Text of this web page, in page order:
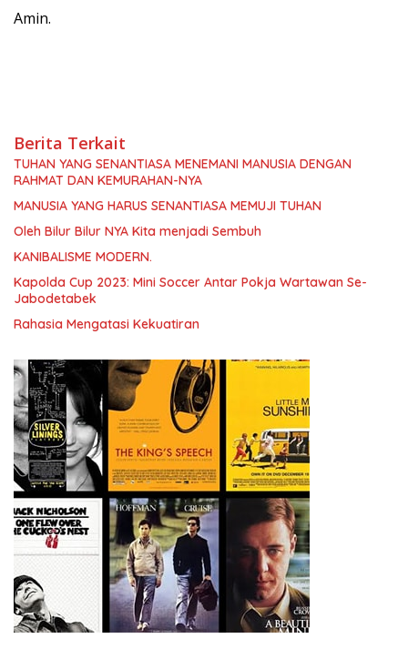
Amin.
Berita Terkait
TUHAN YANG SENANTIASA MENEMANI MANUSIA DENGAN
RAHMAT DAN KEMURAHAN-NYA
MANUSIA YANG HARUS SENANTIASA MEMUJI TUHAN
Oleh Bilur Bilur NYA Kita menjadi Sembuh
KANIBALISME MODERN.
Kapolda Cup 2023: Mini Soccer Antar Pokja Wartawan Se-
Jabodetabek
Rahasia Mengatasi Kekuatiran